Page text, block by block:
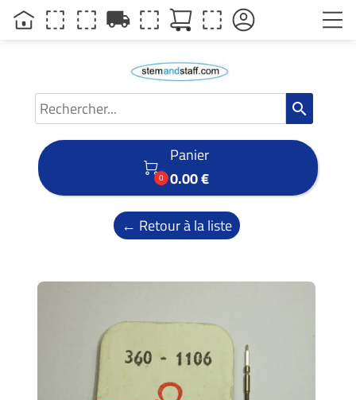
search

0
Panier
0.00 €
← Retour à la liste
local_shipping